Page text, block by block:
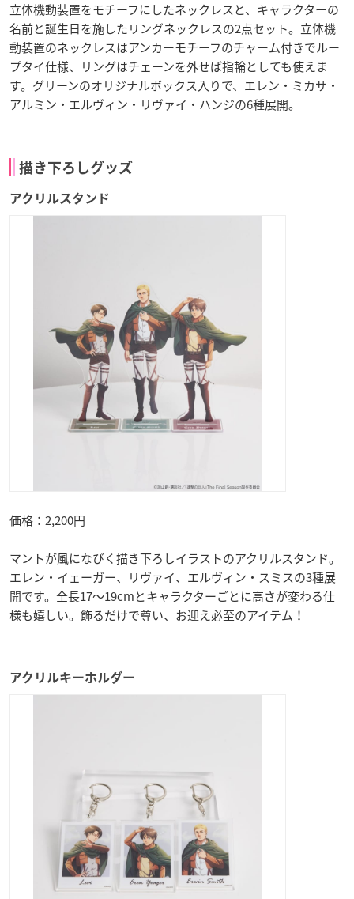
立体機動装置をモチーフにしたネックレスと、キャラクターの
名前と誕生日を施したリングネックレスの2点セット。立体機
動装置のネックレスはアンカーモチーフのチャーム付きでルー
プタイ仕様、リングはチェーンを外せば指輪としても使えま
す。グリーンのオリジナルボックス入りで、エレン・ミカサ・
アルミン・エルヴィン・リヴァイ・ハンジの6種展開。
描き下ろしグッズ
アクリルスタンド
価格：2,200円
マントが風になびく描き下ろしイラストのアクリルスタンド。
エレン・イェーガー、リヴァイ、エルヴィン・スミスの3種展
開です。全長17～19cmとキャラクターごとに高さが変わる仕
様も嬉しい。飾るだけで尊い、お迎え必至のアイテム！
アクリルキーホルダー